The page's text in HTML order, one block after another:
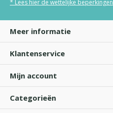
* Lees hier de wettelijke beperkingen
Meer informatie
Klantenservice
Mijn account
Categorieën